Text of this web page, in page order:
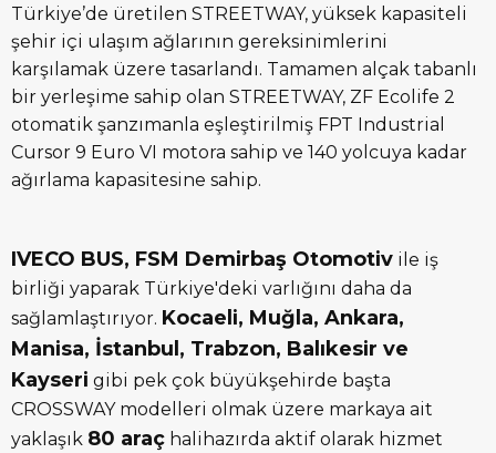
Türkiye’de üretilen STREETWAY, yüksek kapasiteli
şehir içi ulaşım ağlarının gereksinimlerini
karşılamak üzere tasarlandı. Tamamen alçak tabanlı
bir yerleşime sahip olan STREETWAY, ZF Ecolife 2
otomatik şanzımanla eşleştirilmiş FPT Industrial
Cursor 9 Euro VI motora sahip ve 140 yolcuya kadar
ağırlama kapasitesine sahip.
IVECO BUS, FSM Demirbaş Otomotiv ile iş
birliği yaparak Türkiye'deki varlığını daha da
sağlamlaştırıyor. Kocaeli, Muğla, Ankara,
Manisa, İstanbul, Trabzon, Balıkesir ve
Kayseri gibi pek çok büyükşehirde başta
CROSSWAY modelleri olmak üzere markaya ait
yaklaşık 80 araç halihazırda aktif olarak hizmet